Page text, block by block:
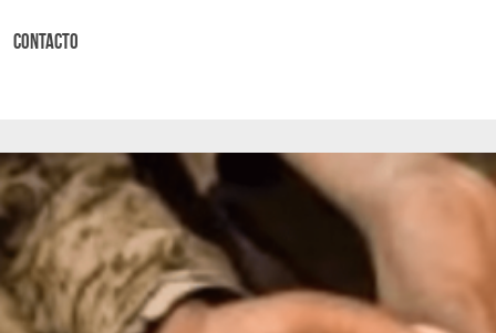
Contacto